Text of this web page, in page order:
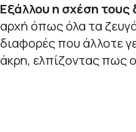
Εξάλλου η σχέση
αρχή όπως όλα τα
διαφορές που άλλοτε
άκρη, ελπίζοντας πως